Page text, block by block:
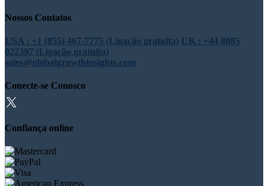
Nossos Contatos
USA : +1 (855) 467-7775 (Ligação gratuita) UK : +44 8085
022397 (Ligação gratuita)
sales@globalgrowthinsights.com
Conecte-se Conosco
Confiança online